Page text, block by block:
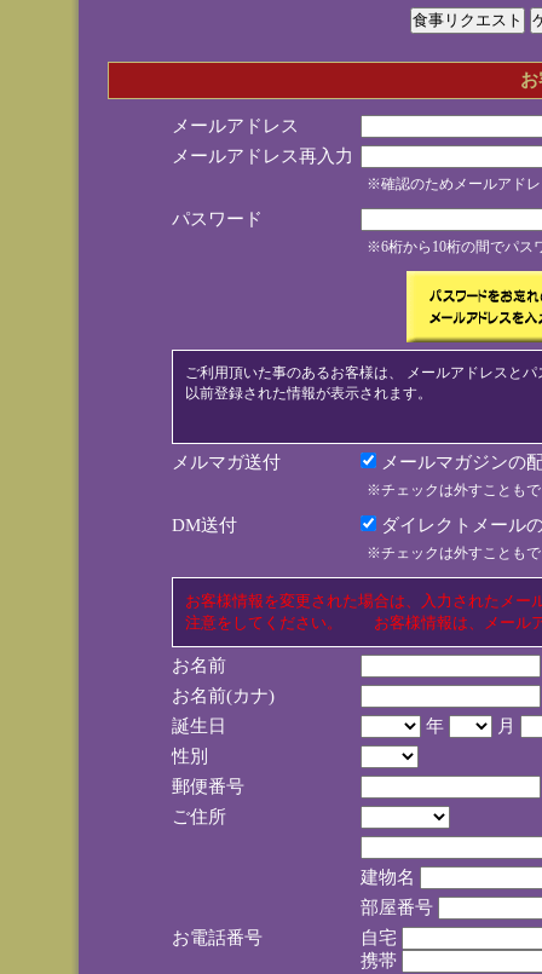
メールアドレス
メールアドレス再入力
※確認のためメールアド
パスワード
※6桁から10桁の間でパス
ご利用頂いた事のあるお客様は、 メールアドレスと
以前登録された情報が表示されます。
メルマガ送付 メールマガジンの
※チェックは外すことも
DM送付 ダイレクトメール
※チェックは外すことも
お客様情報を変更された場合は、入力されたメ
注意をしてください。 お客様情報は、メール
お名前
お名前(カナ)
誕生日
年
月
性別
郵便番号
ご住所
建物名
部屋番号
お電話番号
自宅
携帯